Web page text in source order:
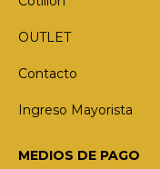
OUTLET
Contacto
Ingreso Mayorista
MEDIOS DE PAGO